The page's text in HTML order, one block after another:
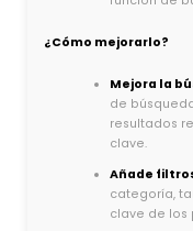
¿Cómo mejorarlo?
Mejora la
de
resultados
clave.
Añade
categoría,
clave de los